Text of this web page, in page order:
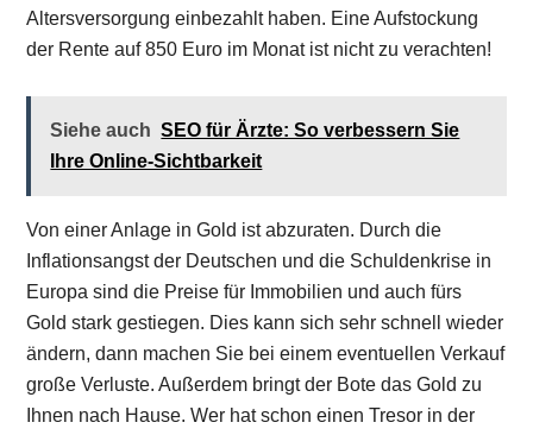
Altersversorgung einbezahlt haben. Eine Aufstockung
der Rente auf 850 Euro im Monat ist nicht zu verachten!
Siehe auch SEO für Ärzte: So verbessern Sie
Ihre Online-Sichtbarkeit
Von einer Anlage in Gold ist abzuraten. Durch die
Inflationsangst der Deutschen und die Schuldenkrise in
Europa sind die Preise für Immobilien und auch fürs
Gold stark gestiegen. Dies kann sich sehr schnell wieder
ändern, dann machen Sie bei einem eventuellen Verkauf
große Verluste. Außerdem bringt der Bote das Gold zu
Ihnen nach Hause. Wer hat schon einen Tresor in der